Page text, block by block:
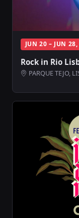
JUN 20 – JUN
Rock in Rio
PARQUE TEJO,